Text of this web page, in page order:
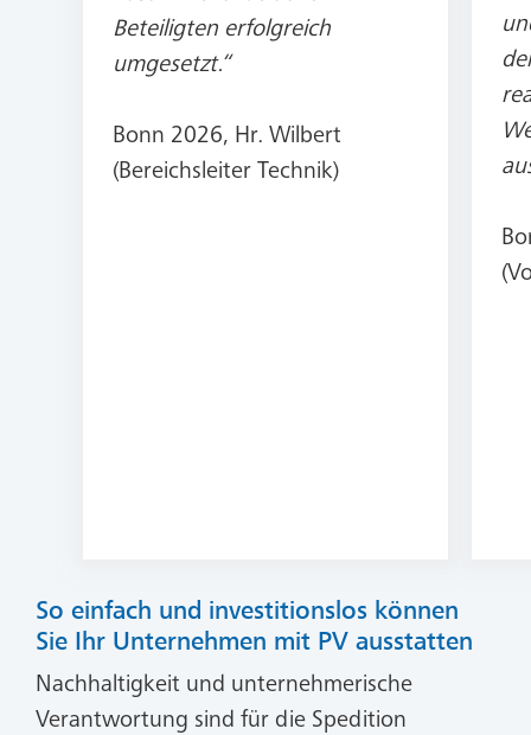
Beteiligten erfolgreich
umgesetzt.“
Bonn 2026, Hr. Wilbert
(Bereichsleiter Technik)
So einfach und investitionslos können
Sie Ihr Unternehmen mit PV ausstatten
Nachhaltigkeit und unternehmerische
Verantwortung sind für die Spedition